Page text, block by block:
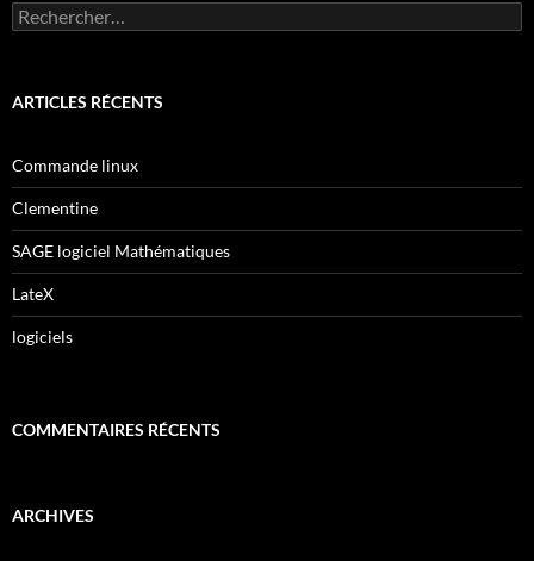
Rechercher :
ARTICLES RÉCENTS
Commande linux
Clementine
SAGE logiciel Mathématiques
LateX
logiciels
COMMENTAIRES RÉCENTS
ARCHIVES